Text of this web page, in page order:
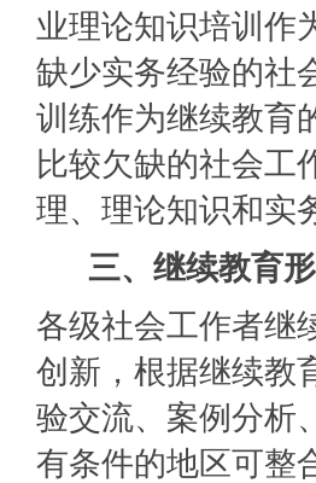
业理论知识培训作
缺少实务经验的社
训练作为继续教育
比较欠缺的社会工
理、理论知识和实
三、继续教育
各级社会工作者继
创新，根据继续教
验交流、案例分析
有条件的地区可整